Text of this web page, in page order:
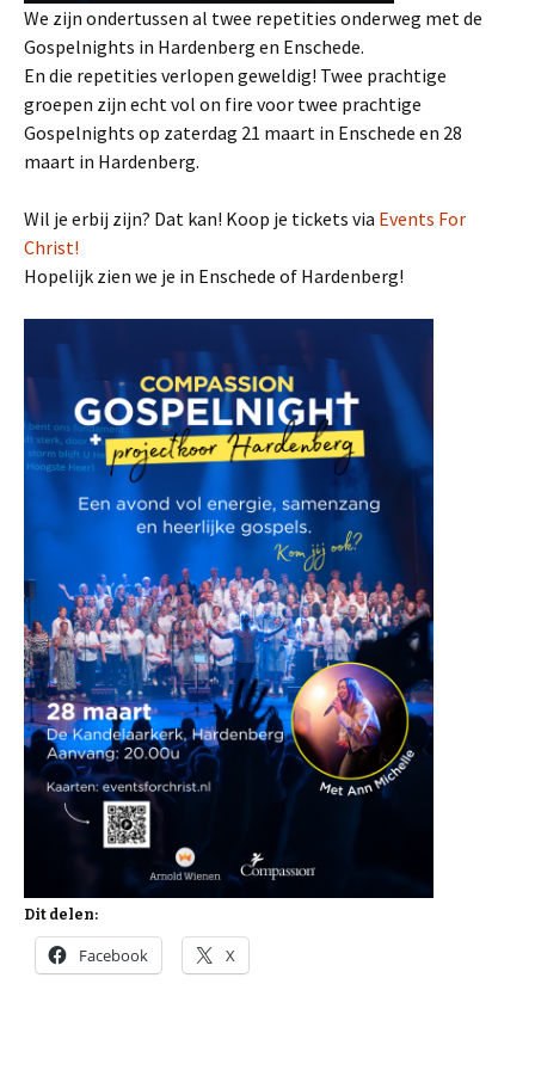
We zijn ondertussen al twee repetities onderweg met de
Gospelnights in Hardenberg en Enschede.
En die repetities verlopen geweldig! Twee prachtige
groepen zijn echt vol on fire voor twee prachtige
Gospelnights op zaterdag 21 maart in Enschede en 28
maart in Hardenberg.
Wil je erbij zijn? Dat kan! Koop je tickets via Events For
Christ!
Hopelijk zien we je in Enschede of Hardenberg!
Dit delen:
Facebook X